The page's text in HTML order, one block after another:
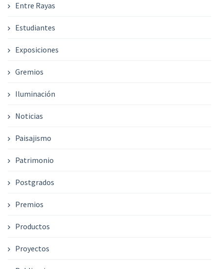
Entre Rayas
Estudiantes
Exposiciones
Gremios
Iluminación
Noticias
Paisajismo
Patrimonio
Postgrados
Premios
Productos
Proyectos